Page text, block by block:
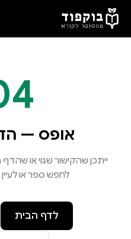
דלג לתוכן הראשי
אופס —
ייתכן שהקישור שגוי או
לחפש ספר או
לדף הבית